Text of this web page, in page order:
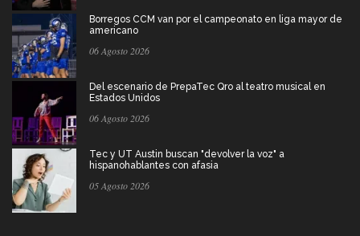
Borregos CCM van por el campeonato en liga mayor de
americano
06 Agosto 2026
Del escenario de PrepaTec Qro al teatro musical en
Estados Unidos
06 Agosto 2026
Tec y UT Austin buscan "devolver la voz" a
hispanohablantes con afasia
05 Agosto 2026